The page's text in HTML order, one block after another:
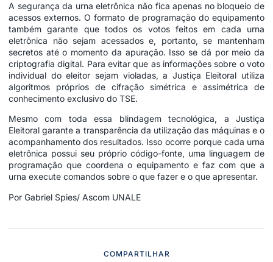
A segurança da urna eletrônica não fica apenas no bloqueio de
acessos externos. O formato de programação do equipamento
também garante que todos os votos feitos em cada urna
eletrônica não sejam acessados e, portanto, se mantenham
secretos até o momento da apuração. Isso se dá por meio da
criptografia digital. Para evitar que as informações sobre o voto
individual do eleitor sejam violadas, a Justiça Eleitoral utiliza
algoritmos próprios de cifração simétrica e assimétrica de
conhecimento exclusivo do TSE.
Mesmo com toda essa blindagem tecnológica, a Justiça
Eleitoral garante a transparência da utilização das máquinas e o
acompanhamento dos resultados. Isso ocorre porque cada urna
eletrônica possui seu próprio código-fonte, uma linguagem de
programação que coordena o equipamento e faz com que a
urna execute comandos sobre o que fazer e o que apresentar.
Por Gabriel Spies/ Ascom UNALE
COMPARTILHAR